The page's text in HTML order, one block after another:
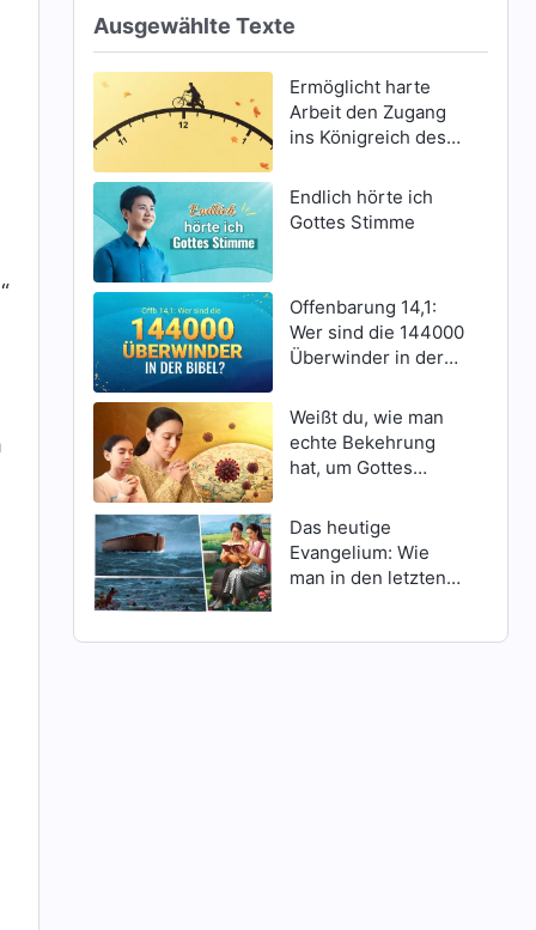
Ausgewählte Texte
Ermöglicht harte
Arbeit den Zugang
ins Königreich des
Endlich hörte ich
Gottes Stimme
Offenbarung 14,1:
Wer sind die 144000
Überwinder in der
Weißt du, wie man
echte Bekehrung
hat, um Gottes
Katastrophen zu
erlangen?
Das heutige
Evangelium: Wie
man in den letzten